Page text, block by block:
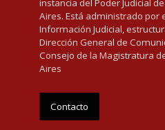
Aires. Está administrado por
Información Judicial,
Dirección General de
Consejo de la Magistratura
Aires
Contacto